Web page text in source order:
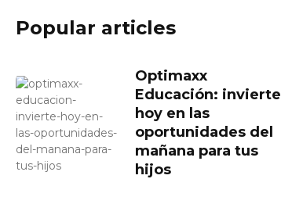
Popular articles
Optimaxx
Educación: invierte
hoy en las
oportunidades del
mañana para tus
hijos